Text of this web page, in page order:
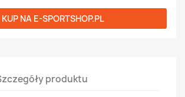
KUP NA E-SPORTSHOP.PL
produktu